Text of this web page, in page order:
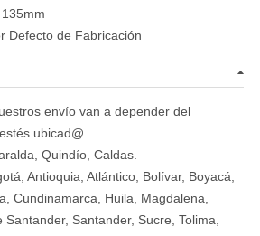
Defecto de Fabricación
envío van a depender del
ubicad@.
Quindío, Caldas.
Antioquia, Atlántico, Bolívar, Boyacá,
Cundinamarca, Huila, Magdalena,
Santander, Sucre, Tolima,